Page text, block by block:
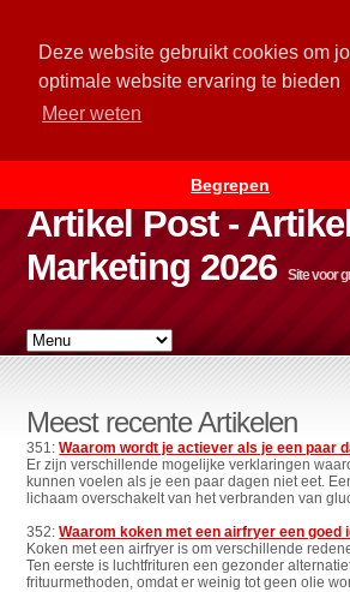
Deze website gebruikt cookies om
optimale website ervaring te bieden
Meer weten
Begrepen
Artikel Post -
Marketing 2026
Site voor
Meest recente Artikelen
351:Waarom wordt je actiever als je een paar
Er zijn verschillende mogelijke verklaringen
kunnen voelen als je een paar dagen niet eet.
lichaam overschakelt van het verbranden van
352:Waarom koken met een airfryer een goed
Koken met een airfryer is om verschillende
Ten eerste is luchtfrituren een gezonder
frituurmethoden, omdat er weinig tot geen olie